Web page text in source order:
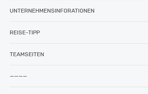
UNTERNEHMENSINFORATIONEN
REISE-TIPP
TEAMSEITEN
————